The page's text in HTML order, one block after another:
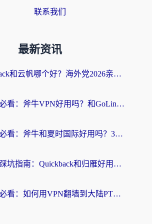
联系我们
最新资讯
Quickback和云帆哪个好？海外党2026亲测指南：选对加速器大陆工具，无缝刷国内剧玩国服
海外党必看：斧牛VPN好用吗？和GoLinkVPN对比哪个回国效果更好？
海外党必看：斧牛和夏时国际好用吗？3步选对回国加速器，无缝刷国内资源
海外党踩坑指南：Quickback和归雁好用吗？选对加速器才能无缝刷国内资源
海外党必看：如何用VPN翻墙到大陆PTT？一篇解决你所有回国加速痛点